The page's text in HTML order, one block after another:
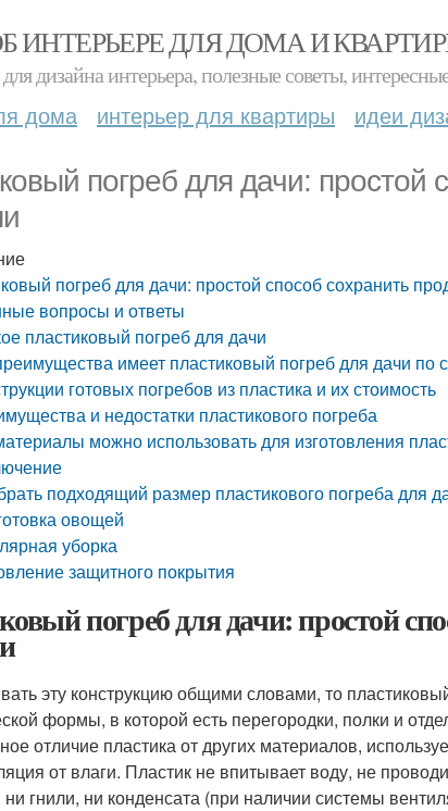
ИНТЕРЬЕРЕ ДЛЯ ДОМА И
дизайна интерьера, полезные советы,
дома интерьер для квартиры идеи
погреб для дачи: простой
погреб для дачи: простой способ сохранить
вопросы и ответы
пластиковый погреб для дачи
имеет пластиковый погреб для дачи по
готовых погребов из пластика и их стоимость
и недостатки пластикового погреба
можно использовать для изготовления
подходящий размер пластикового погреба для
овощей
уборка
защитного покрытия
погреб для дачи: простой
эту конструкцию общими словами, то
формы, в которой есть перегородки, полки и
отличие пластика от других материалов,
от влаги. Пластик не впитывает воду, не
гнили, ни конденсата (при наличии системы